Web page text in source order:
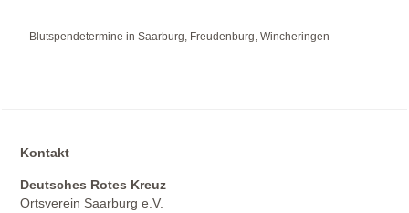
Blutspendetermine in Saarburg, Freudenburg, Wincheringen
Kontakt
Deutsches Rotes Kreuz
Ortsverein Saarburg e.V.